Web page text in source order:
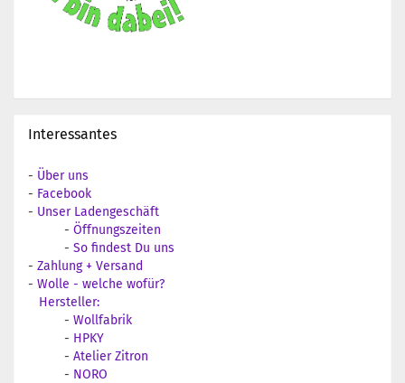
Interessantes
- Über uns
- Facebook
- Unser Ladengeschäft
- Öffnungszeiten
- So findest Du uns
- Zahlung + Versand
- Wolle - welche wofür?
Hersteller:
- Wollfabrik
- HPKY
- Atelier Zitron
- NORO